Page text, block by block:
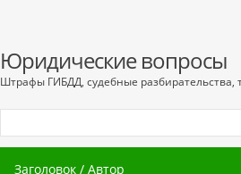
Юридические вопросы
Штрафы ГИБДД, судебные разбирательства,
Заголовок / Автор